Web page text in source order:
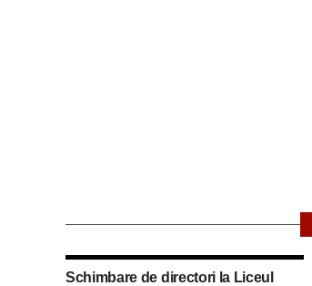
Schimbare de directori la Liceul